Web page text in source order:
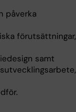
påverka
förutsättningar,
samt